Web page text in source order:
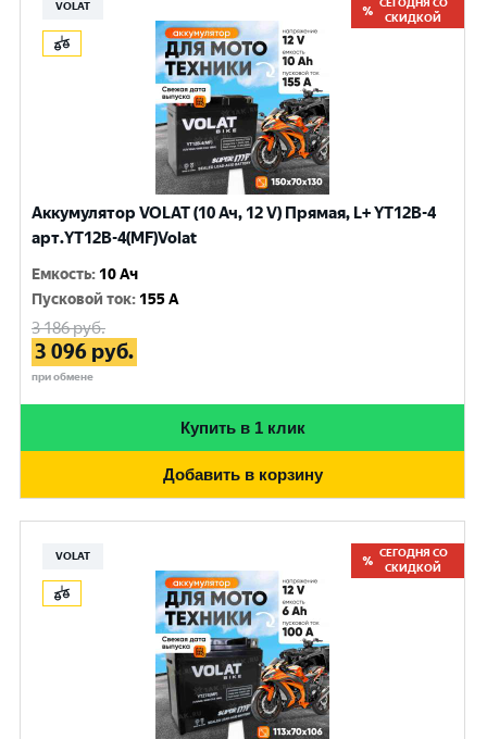
VOLAT
СКИДКОЙ
Аккумулятор VOLAT (10 Ач, 12 V) Прямая, L+ YT12B-4
арт.YT12B-4(MF)Volat
Емкость: 10 Ач
Пусковой ток: 155 A
3 186руб.
3 096 руб.
при обмене
Купить в 1 клик
Добавить в корзину
VOLAT
СЕГОДНЯ СО
СКИДКОЙ